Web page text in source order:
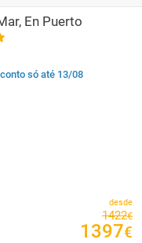
En Puerto
só até 13/08
desde
1422€
1397€